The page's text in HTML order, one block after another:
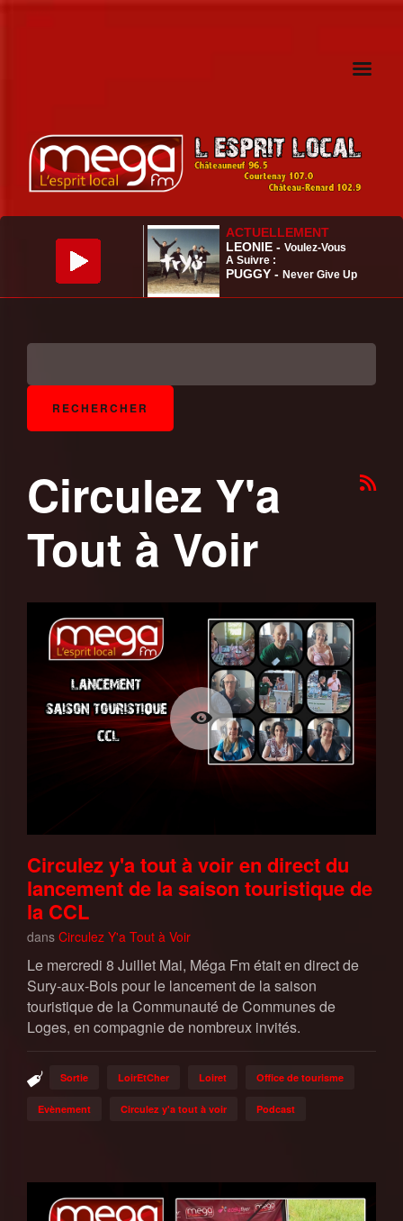
Circulez Y'a
Tout à Voir
Circulez y'a tout à voir en direct du
lancement de la saison touristique de
la CCL
dans Circulez Y'a Tout à Voir
Le mercredi 8 Juillet Mai, Méga Fm était en direct de
Sury-aux-Bois pour le lancement de la saison
touristique de la Communauté de Communes de
Loges, en compagnie de nombreux invités.
Sortie LoirEtCher Loiret Office de tourisme
Evènement Circulez y'a tout à voir Podcast